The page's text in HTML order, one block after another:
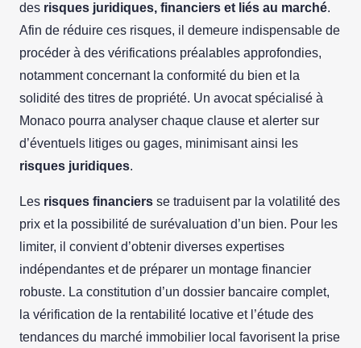
des risques juridiques, financiers et liés au marché.
Afin de réduire ces risques, il demeure indispensable de
procéder à des vérifications préalables approfondies,
notamment concernant la conformité du bien et la
solidité des titres de propriété. Un avocat spécialisé à
Monaco pourra analyser chaque clause et alerter sur
d’éventuels litiges ou gages, minimisant ainsi les
risques juridiques.
Les risques financiers se traduisent par la volatilité des
prix et la possibilité de surévaluation d’un bien. Pour les
limiter, il convient d’obtenir diverses expertises
indépendantes et de préparer un montage financier
robuste. La constitution d’un dossier bancaire complet,
la vérification de la rentabilité locative et l’étude des
tendances du marché immobilier local favorisent la prise